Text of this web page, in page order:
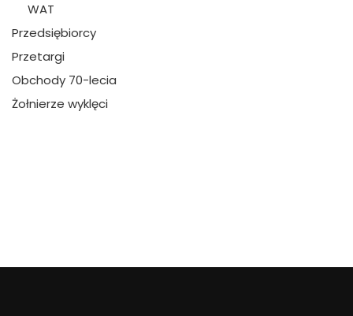
WAT
Przedsiębiorcy
Przetargi
Obchody 70-lecia
Żołnierze wyklęci